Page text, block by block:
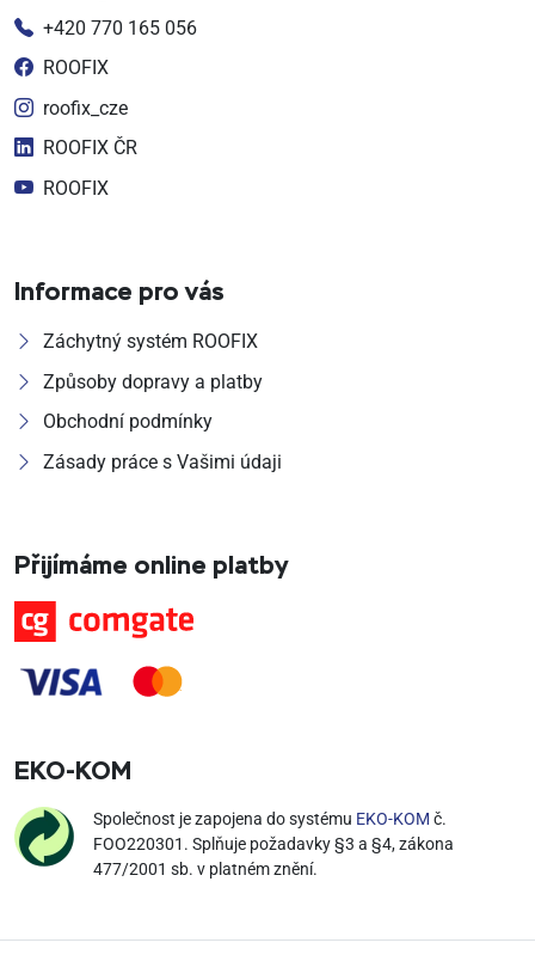
+420 770 165 056
ROOFIX
roofix_cze
ROOFIX ČR
ROOFIX
Informace pro vás
Záchytný systém ROOFIX
Způsoby dopravy a platby
Obchodní podmínky
Zásady práce s Vašimi údaji
Přijímáme online platby
EKO‑KOM
Společnost je zapojena do systému EKO-KOM č.
FOO220301. Splňuje požadavky §3 a §4, zákona
477/2001 sb. v platném znění.